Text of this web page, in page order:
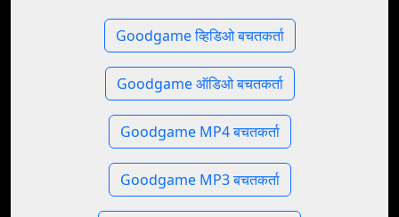
Goodgame व्हिडिओ बचतकर्ता
Goodgame ऑडिओ बचतकर्ता
Goodgame MP4 बचतकर्ता
Goodgame MP3 बचतकर्ता